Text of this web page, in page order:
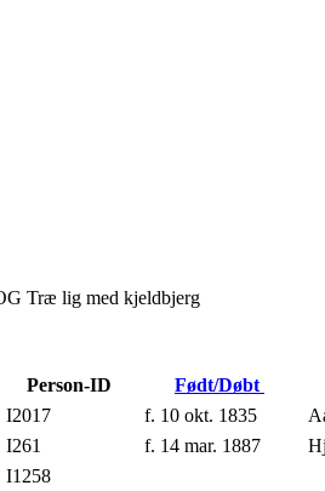
Træ lig med kjeldbjerg
Person-ID Født/Døbt
I2017 f. 10 okt. 1835
I261 f. 14 mar. 1887
I1258